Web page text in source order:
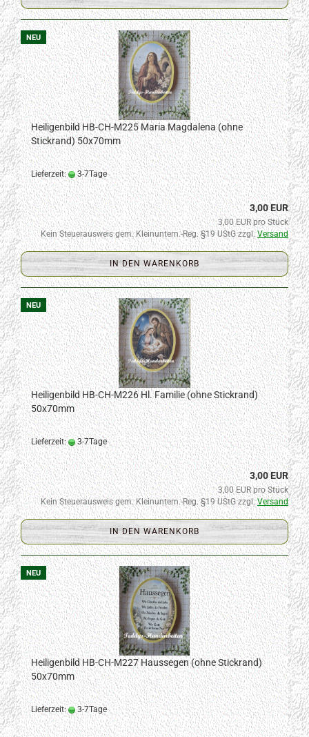
NEU
Heiligenbild HB-CH-M225 Maria Magdalena (ohne
Stickrand) 50x70mm
Lieferzeit: 3-7Tage
3,00 EUR
3,00 EUR pro Stück
Kein Steuerausweis gem. Kleinuntern.-Reg. §19 UStG zzgl.Versand
IN DEN WARENKORB
NEU
Heiligenbild HB-CH-M226 Hl. Familie (ohne Stickrand)
50x70mm
Lieferzeit: 3-7Tage
3,00 EUR
3,00 EUR pro Stück
Kein Steuerausweis gem. Kleinuntern.-Reg. §19 UStG zzgl.Versand
IN DEN WARENKORB
NEU
Heiligenbild HB-CH-M227 Haussegen (ohne Stickrand)
50x70mm
Lieferzeit: 3-7Tage